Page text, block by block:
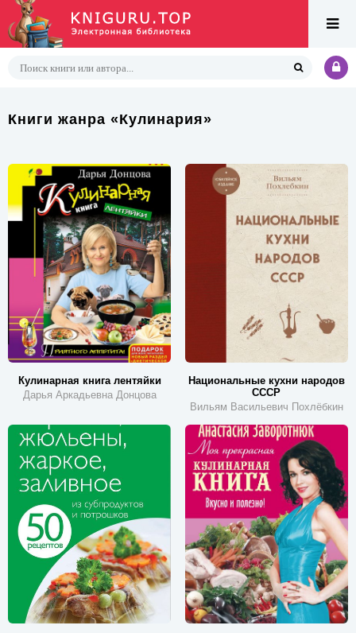
Книги жанра «Кулинария»
Кулинарная книга лентяйки
Дарья Аркадьевна Донцова
Национальные кухни народов
СССР
Вильям Васильевич Похлёбкин